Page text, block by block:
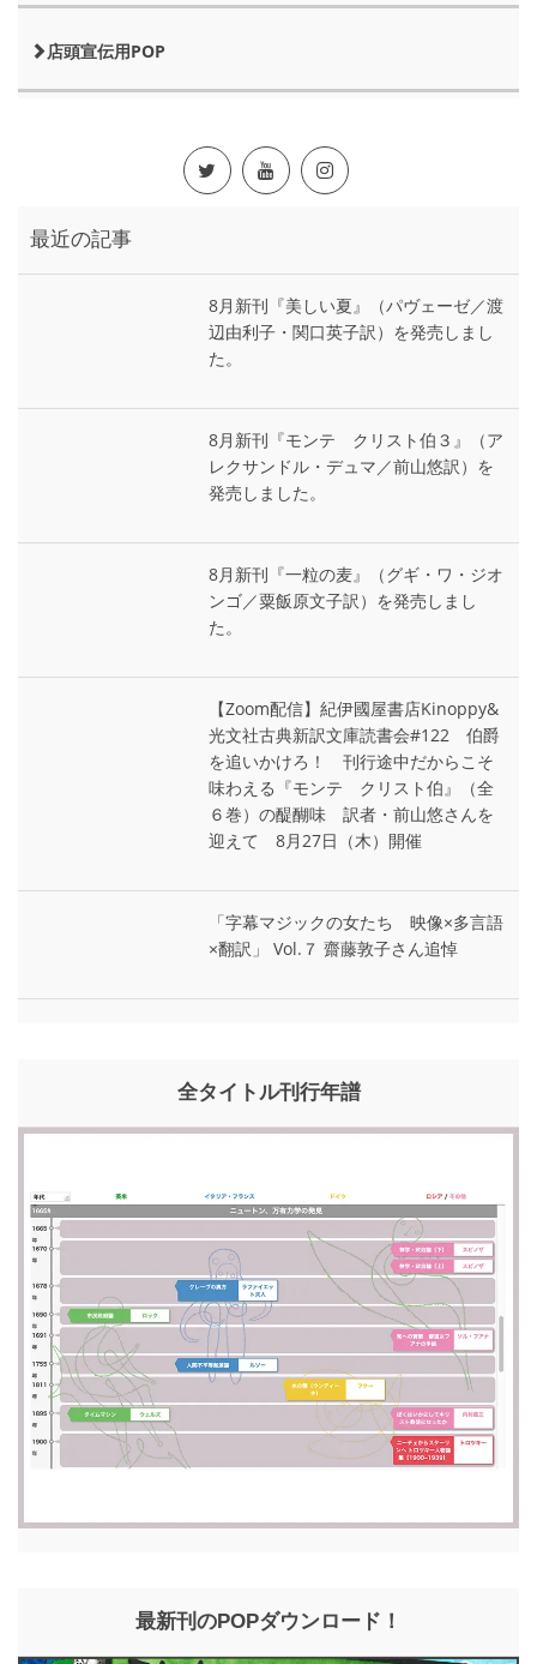
店頭宣伝用POP
最近の記事
8月新刊『美しい夏』（パヴェーゼ／渡
辺由利子・関口英子訳）を発売しまし
た。
8月新刊『モンテ゠クリスト伯３』（ア
レクサンドル・デュマ／前山悠訳）を
発売しました。
8月新刊『一粒の麦』（グギ・ワ・ジオ
ンゴ／粟飯原文子訳）を発売しまし
た。
【Zoom配信】紀伊國屋書店Kinoppy&
光文社古典新訳文庫読書会#122 伯爵
を追いかけろ！ 刊行途中だからこそ
味わえる『モンテ゠クリスト伯』（全
６巻）の醍醐味 訳者・前山悠さんを
迎えて 8月27日（木）開催
「字幕マジックの女たち 映像×多言語
×翻訳」 Vol.７ 齋藤敦子さん追悼
全タイトル刊行年譜
最新刊のPOPダウンロード！